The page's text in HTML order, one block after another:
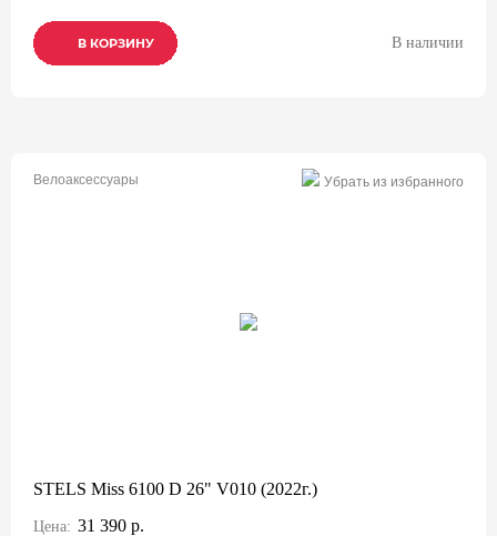
В КОРЗИНУ
В КОРЗИНУ
В КОРЗИНУ В наличии
Велоаксессуары Убрать из избранного
STELS Miss 6100 D 26" V010 (2022г.)
Цена: 31 390 р.